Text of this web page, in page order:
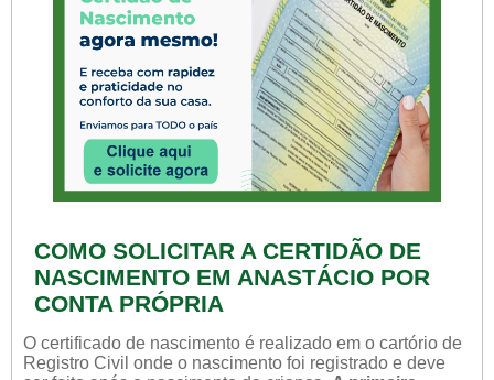
COMO SOLICITAR A CERTIDÃO DE
NASCIMENTO EM ANASTÁCIO POR
CONTA PRÓPRIA
O certificado de nascimento é realizado em o cartório de
Registro Civil onde o nascimento foi registrado e deve